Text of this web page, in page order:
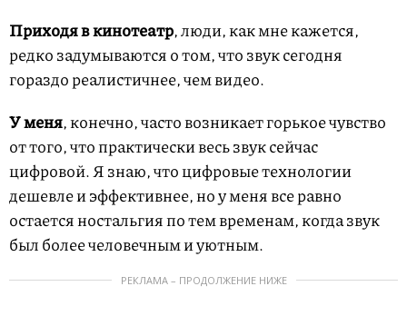
Приходя в кинотеатр, люди, как мне кажется,
редко задумываются о том, что звук сегодня
гораздо реалистичнее, чем видео.
У меня, конечно, часто возникает горькое чувство
от того, что практически весь звук сейчас
цифровой. Я знаю, что цифровые технологии
дешевле и эффективнее, но у меня все равно
остается ностальгия по тем временам, когда звук
был более человечным и уютным.
РЕКЛАМА – ПРОДОЛЖЕНИЕ НИЖЕ